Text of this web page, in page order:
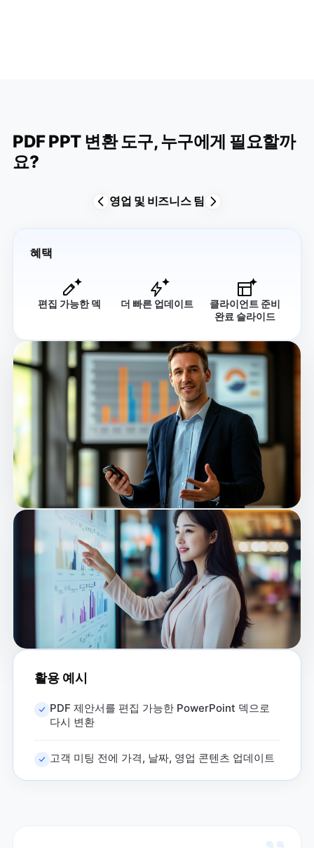
PDF PPT 변환 도구, 누구에게 필요할까
요?
영업 및 비즈니스 팀
혜택
편집 가능한 덱 더 빠른 업데이트
클라이언트 준비
완료 슬라이드
활용 예시
PDF 제안서를 편집 가능한 PowerPoint 덱으로
다시 변환
고객 미팅 전에 가격, 날짜, 영업 콘텐츠 업데이트